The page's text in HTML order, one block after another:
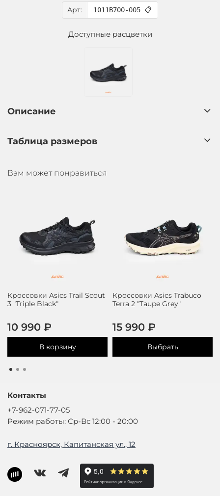
Арт: 1011B700-005 📋
Доступные расцветки
Описание
Таблица размеров
Вам может понравиться
Кроссовки Asics Trail Scout
3 "Triple Black"
10 990 ₽
В корзину
Кроссовки Asics Trabuco
Terra 2 "Taupe Grey"
15 990 ₽
Выбрать
Контакты
+7-962-071-77-05
Режим работы: Ср-Вс 12:00 - 20:00
г. Красноярск, Капитанская ул., 12